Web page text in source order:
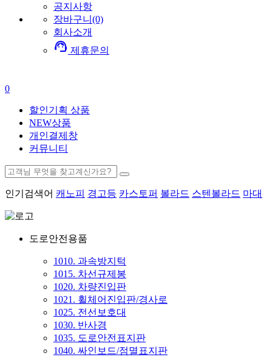
공지사항
장바구니(0)
회사소개
support_agent 제휴문의
0
할인기획 상품
NEW상품
개인결제창
커뮤니티
인기검색어 캐노피 경고등 카스토퍼 볼라드 스텐볼라드 마대
도로안전용품
1010. 과속방지턱
1015. 차선규제봉
1020. 차량진입판
1021. 휠체어진입판/경사로
1025. 전선보호대
1030. 반사경
1035. 도로안전표지판
1040. 싸인보드/점멸표지판